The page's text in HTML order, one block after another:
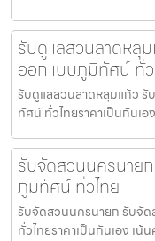
รับดูแลสวนลาดหลุ
ออกแบบภูมิทัศน์ ทั่ว
รับดูแลสวนลาดหลุมแก้ว
ทัศน์ ทั่วไทยราคาเป็นกันเ
รับจัดสวนนครนาย
ภูมิทัศน์ ทั่วไทย
รับจัดสวนนครนายก รับจั
ทั่วไทยราคาเป็นกันเอง เ